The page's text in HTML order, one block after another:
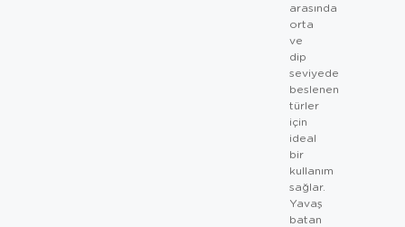
arasında
orta
ve
dip
seviyede
beslenen
türler
için
ideal
bir
kullanım
sağlar.
Yavaş
batan